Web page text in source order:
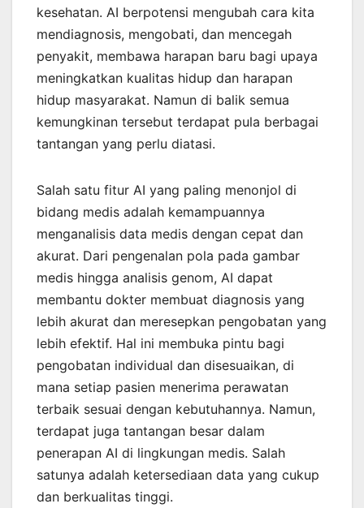
kesehatan. AI berpotensi mengubah cara kita
mendiagnosis, mengobati, dan mencegah
penyakit, membawa harapan baru bagi upaya
meningkatkan kualitas hidup dan harapan
hidup masyarakat. Namun di balik semua
kemungkinan tersebut terdapat pula berbagai
tantangan yang perlu diatasi.
Salah satu fitur AI yang paling menonjol di
bidang medis adalah kemampuannya
menganalisis data medis dengan cepat dan
akurat. Dari pengenalan pola pada gambar
medis hingga analisis genom, AI dapat
membantu dokter membuat diagnosis yang
lebih akurat dan meresepkan pengobatan yang
lebih efektif. Hal ini membuka pintu bagi
pengobatan individual dan disesuaikan, di
mana setiap pasien menerima perawatan
terbaik sesuai dengan kebutuhannya. Namun,
terdapat juga tantangan besar dalam
penerapan AI di lingkungan medis. Salah
satunya adalah ketersediaan data yang cukup
dan berkualitas tinggi.